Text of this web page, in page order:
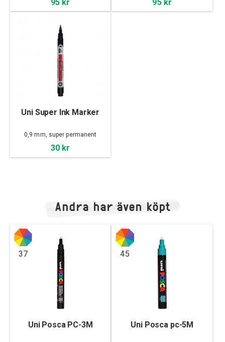
Uni Super Ink Marker
0,9 mm, super permanent
30 kr
Andra har även köpt
37
Uni Posca PC-3M
45
Uni Posca pc-5M